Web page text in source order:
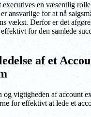
executives en væsentlig
ansvarlige for at nå
vækst. Derfor er det
for den samlede
af et
vigtigheden af account
for effektivt at lede et